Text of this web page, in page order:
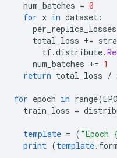
num_batches = 0
for x in dataset :
per_replica_losses
total_loss +=
tf.distribute.
num_batches += 1
return total_loss /
for epoch in range(
train_loss =
template = (
print (template.